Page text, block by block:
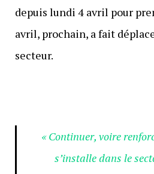
depuis lundi 4 avril pour
avril, prochain, a fait
secteur.
« Continuer, voire
s’installe dans le